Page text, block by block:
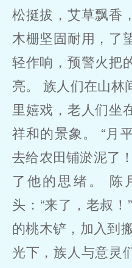
松挺拔，艾草飘香
木栅坚固耐用，了
轻作响，预警火把
亮。 族人们在山林
里嬉戏，老人们坐
祥和的景象。 “月
去给农田铺淤泥了
了他的思绪。 陈
头：“来了，老叔
的桃木铲，加入到
光下，族人与意灵